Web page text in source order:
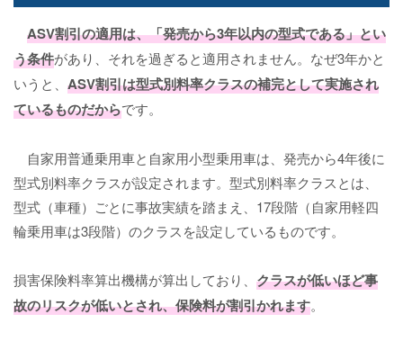
ASV割引の適用は、「発売から3年以内の型式である」とい
う条件があり、それを過ぎると適用されません。なぜ3年かと
いうと、 ASV割引は型式別料率クラスの補完として実施され
ているものだからです。
自家用普通乗用車と自家用小型乗用車は、発売から4年後に
型式別料率クラスが設定されます。型式別料率クラスとは、
型式（車種）ごとに事故実績を踏まえ、17段階（自家用軽四
輪乗用車は3段階）のクラスを設定しているものです。
損害保険料率算出機構が算出しており、 クラスが低いほど事
故のリスクが低いとされ、保険料が割引かれます。